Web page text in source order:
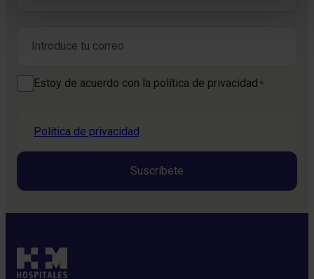
Consentimiento *
Estoy de acuerdo con la política de privacidad *
Política de privacidad